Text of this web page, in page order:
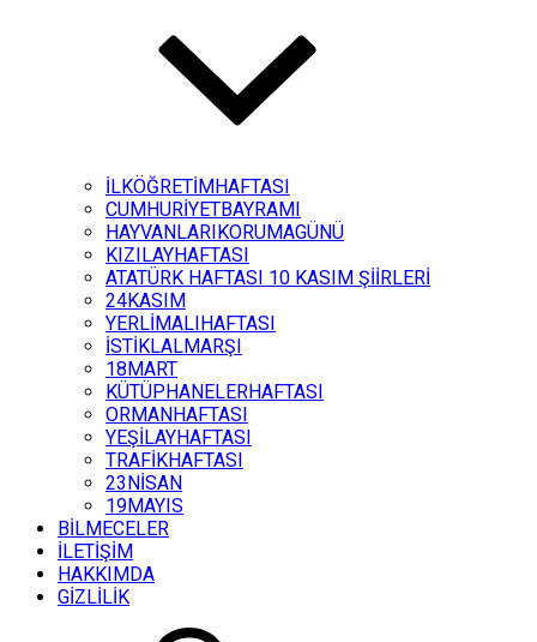
İLKÖĞRETİMHAFTASI
CUMHURİYETBAYRAMI
HAYVANLARIKORUMAGÜNÜ
KIZILAYHAFTASI
ATATÜRK HAFTASI 10 KASIM ŞİİRLERİ
24KASIM
YERLİMALIHAFTASI
İSTİKLALMARŞI
18MART
KÜTÜPHANELERHAFTASI
ORMANHAFTASI
YEŞİLAYHAFTASI
TRAFİKHAFTASI
23NİSAN
19MAYIS
BİLMECELER
İLETİŞİM
HAKKIMDA
GİZLİLİK